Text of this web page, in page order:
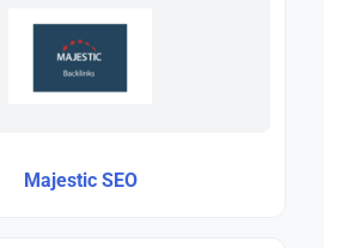
Majestic SEO